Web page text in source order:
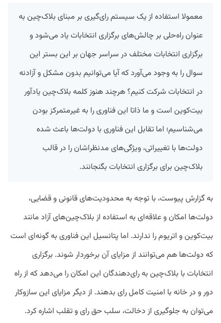
معمولا استفاده از یک سیستم رای‌گیری بر مبنای بلاک‌چین به
عنوان راه‌حلی بر چالش‌های برگزاری انتخابات یاد می‌شود و
برگزاری انتخابات مختلف در سراسر جهان بر این بستر این
سوال را به وجود می‌آورد که آیا می‌توانیم بدون مشکل و آزادنه
در انتخابات شرکت کنیم؟ هرچند هنوز کلمه بلاک‌چین یادآور
بیت‌کوین است و ما ذاتا این فناوری را به غیرمتمرکز بودن
می‌شناسیم؛ اما تقابل این فناوری با دولت‌ها باعث شده
دولت‌ها با تغییراتی، ویژگی‌های مدنظراشان را در قالب
بلاک‌چین برای برگزاری انتخابات بگنجانند.
به گزارش پیوست، با توجه به محدودیت‌های قانونی و قضایی،
دولت‌ها امکان و علاقه‌ای به استفاده از بلاک‌چین‌های آزاد مانند
بیت‌کوین و اتریوم را ندارند. اما پتانسیل این فناوری به گونه‌ای است
که دولت‌ها هم می‌توانند از مزایای آن برخوردار شوند. برگزاری
انتخابات با بلاک‌چین به رای‌دهندگان این امکان را می‌دهد که از راه
دور و در خانه با امنیت کامل رای بدهند. از دیگر مزایای این سازوکار
می‌توان به جلوگیری از دخالت، سلب حق رای و تقلب اشاره کرد.